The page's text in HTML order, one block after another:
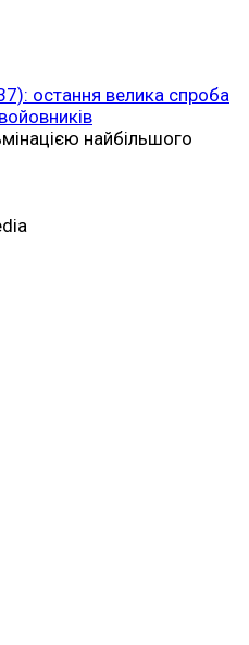
остання велика спроба
найбільшого